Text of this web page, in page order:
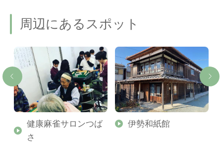
周辺にあるスポット
健康麻雀サロンつば
さ
伊勢和紙館